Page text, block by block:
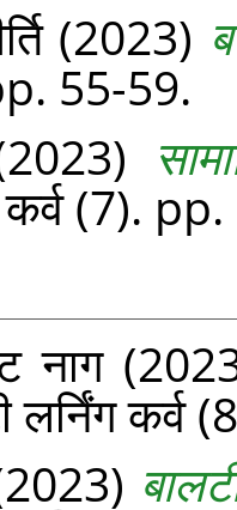
(2023)
55-59.
कर्व (7).
नाग
लर्निंग